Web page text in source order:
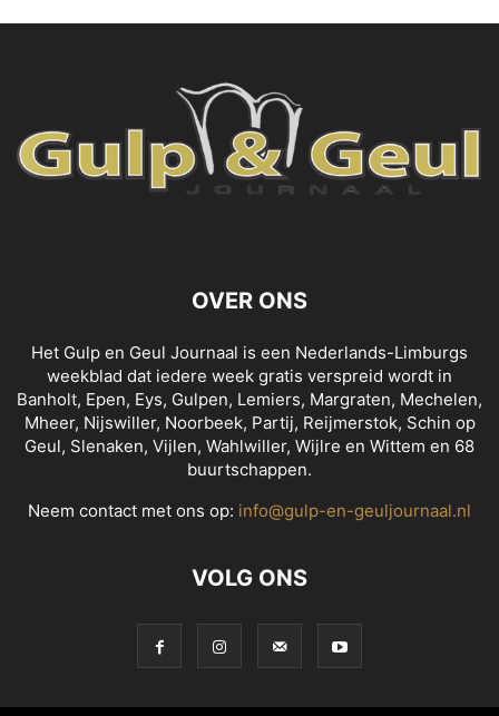
OVER ONS
Het Gulp en Geul Journaal is een Nederlands-Limburgs
weekblad dat iedere week gratis verspreid wordt in
Banholt, Epen, Eys, Gulpen, Lemiers, Margraten, Mechelen,
Mheer, Nijswiller, Noorbeek, Partij, Reijmerstok, Schin op
Geul, Slenaken, Vijlen, Wahlwiller, Wijlre en Wittem en 68
buurtschappen.
Neem contact met ons op: info@gulp-en-geuljournaal.nl
VOLG ONS